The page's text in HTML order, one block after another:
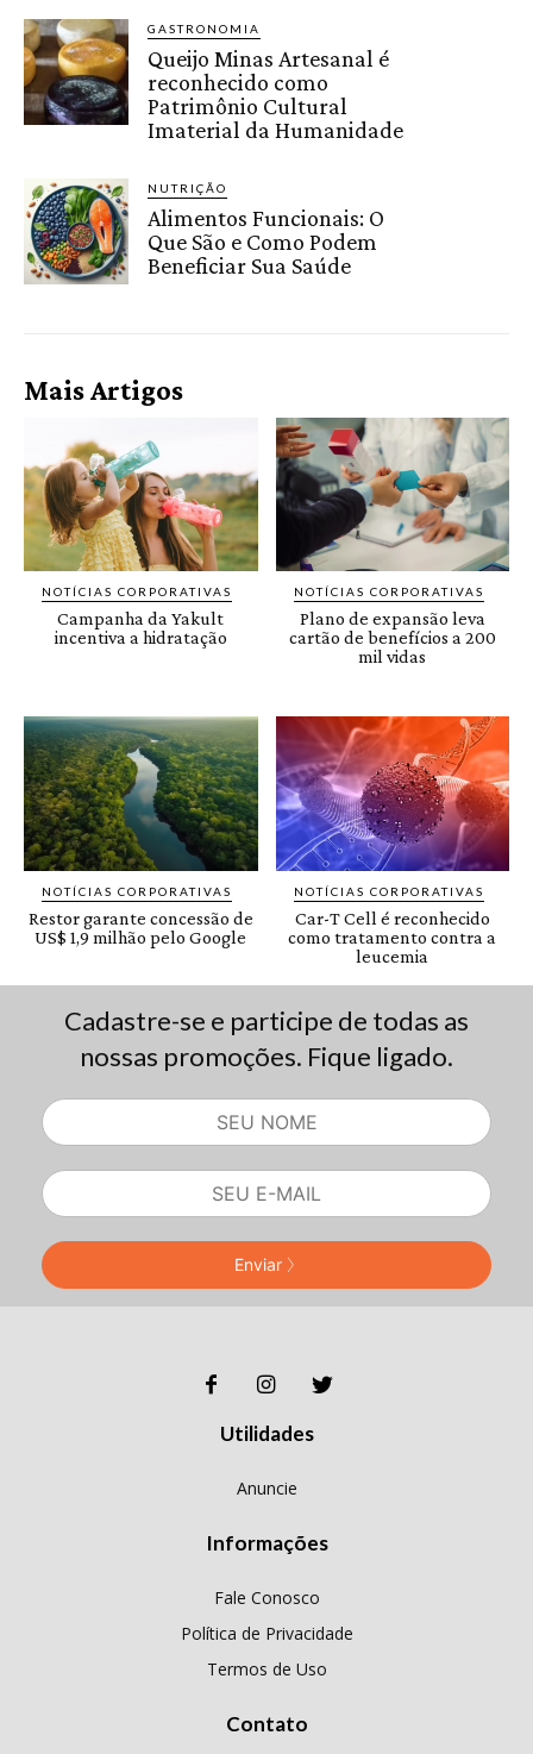
Cadastre-se e participe de todas as
nossas promoções. Fique ligado.
Enviar
Utilidades
Anuncie
Informações
Fale Conosco
Política de Privacidade
Termos de Uso
Contato